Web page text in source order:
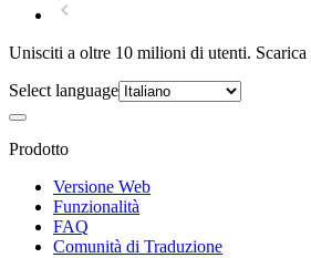
Unisciti a oltre 10 milioni di utenti.
Select language
Prodotto
Versione Web
Funzionalità
FAQ
Comunità di Traduzione